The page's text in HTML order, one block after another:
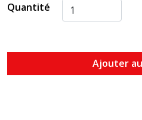
Quantité
Ajouter